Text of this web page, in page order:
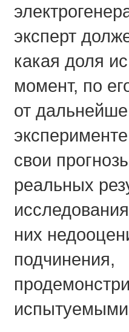
эксперт
какая доля
момент, по
от
свои
реальных
них
подчинения,